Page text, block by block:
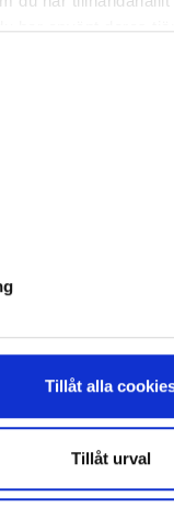
har använt deras
Tillåt alla
Tillåt urval